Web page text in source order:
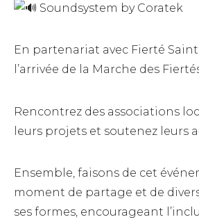
Soundsystem by Coratek
En partenariat avec Fierté
l’arrivée de la Marche des
Rencontrez des associations
leurs projets et soutenez leurs
Ensemble, faisons de cet
moment de partage et de
ses formes, encourageant